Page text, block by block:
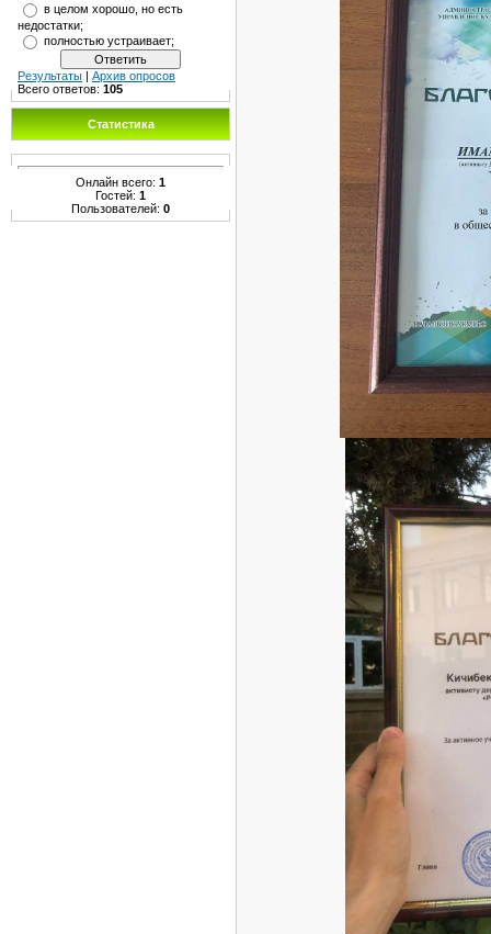
в целом хорошо, но есть
недостатки;
полностью устраивает;
Результаты
Архив опросов
Всего ответов: 105
Статистика
Онлайн всего: 1
Гостей: 1
Пользователей: 0